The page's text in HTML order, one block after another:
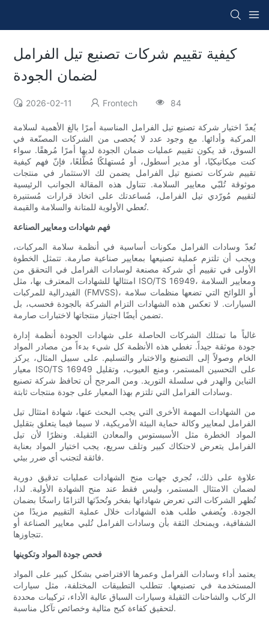
كيفية تقييم شركات تصنيع تيل الفرامل
لضمان الجودة
2026-02-11 Frontech 84
يُعدّ اختيار شركة تصنيع تيل الفرامل المناسبة أمرًا بالغ الأهمية لسلامة
المركبة وأدائها. مع وجود عدد لا يُحصى من الشركات المصنّعة في
السوق، قد يكون تقييم عمليات ضمان الجودة لديها أمرًا مُرهقًا. سواء
كنت ميكانيكيًا، أو مدير أسطول، أو مُستهلكًا مُطّلعًا، فإنّ فهم كيفية
تقييم شركات تصنيع تيل الفرامل يضمن لك الاستثمار في منتجات
موثوقة تُلبّي معايير السلامة. تتناول هذه المقالة الجوانب الرئيسية
لتقييم مُورّدي تيل الفرامل، مُساعدتك على اتخاذ قرارات مُستنيرة
تُعطي الأولوية للمتانة والسلامة والقيمة.
فهم شهادات ومعايير الصناعة
تُعدّ وسادات الفرامل مكونات أساسية في أنظمة سلامة المركبات،
ويجب أن تلتزم عملية تصنيعها بمعايير صناعية صارمة. تتمثل الخطوة
الأولى في تقييم أي شركة مصنعة لوسادات الفرامل في التحقق من
امتثالها للشهادات المعترف بها، مثل ISO/TS 16949، ومعايير السلامة
الفيدرالية للمركبات (FMVSS)، أو اللوائح التي تضعها منظمات سلامة
السيارات. لا تعكس هذه الشهادات التزام الشركة بالجودة فحسب، بل
تضمن أيضًا اجتياز منتجاتها لاختبارات صارمة.
غالباً ما تمتلك الشركات الحاصلة على شهادات الجودة أنظمة إدارة
جودة موثقة جيداً. تغطي هذه الأنظمة كل شيء بدءاً من مصادر المواد
الخام وصولاً إلى التصنيع والاختبار والتسليم. على سبيل المثال، يركز
معيار ISO/TS 16949 على التحسين المستمر، ومنع العيوب، وتقليل
التباين والهدر في سلسلة التوريد. ومن المرجح أن تحافظ شركة تصنيع
وسادات الفرامل التي تلتزم بهذا المعيار على جودة منتجات ثابتة.
من الشهادات المهمة الأخرى التي يجب البحث عنها، شهادة امتثال تيل
الفرامل لمعايير وكالة حماية البيئة الأمريكية، لا سيما فيما يتعلق بتقليل
المواد الخطرة مثل الأسبستوس والمعادن الثقيلة. ونظرًا لأن تيل
الفرامل يتعرض لاحتكاك كبير وتلف سريع، يجب اختيار المواد بعناية
فائقة لتجنب أي ضرر بيئي.
علاوة على ذلك، تُجري جهات منح الشهادات عمليات تدقيق دورية
لضمان الامتثال المستمر، وليس فقط عند منح الشهادة الأولية. لذا،
تُظهر الشركات التي تعرض شهاداتها بفخر وتُحدّثها التزامًا راسخًا بضمان
الجودة. ويُضفي طلب هذه الشهادات خلال عملية التقييم مزيدًا من
الشفافية، ويمنحك الثقة بأن وسادات الفرامل تُلبي معايير الصناعة أو
تتجاوزها.
فحص جودة المواد وتكوينها
يعتمد أداء وسادات الفرامل وعمرها الافتراضي بشكل كبير على المواد
المستخدمة في تصنيعها. تتطلب التطبيقات المختلفة، مثل سيارات
الركاب والشاحنات الثقيلة وسيارات السباق عالية الأداء، تركيبات محددة
لتحقيق كفاءة كبح مثالية وخصائص تآكل مناسبة.